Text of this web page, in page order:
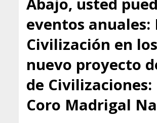
Abajo, usted
eventos
Civilización en
nuevo proyecto
de
Coro Madrigal